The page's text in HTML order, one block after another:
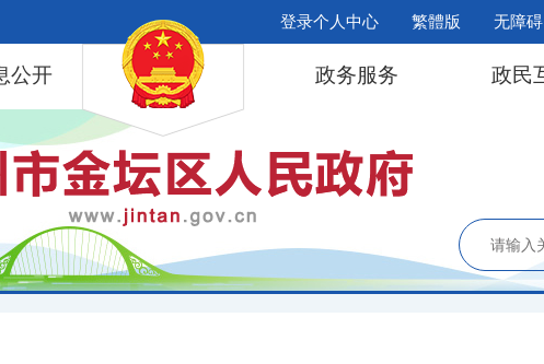
登录个人中心 繁體版 无障碍
公开 政务服务 政民